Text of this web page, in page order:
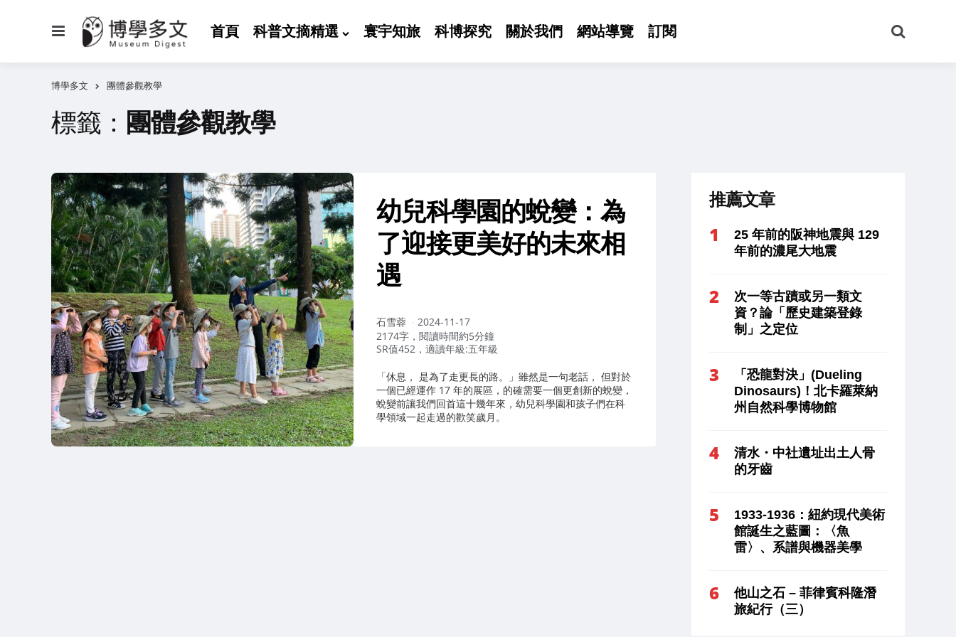
首頁 科普文摘精選 寰宇知旅 科博探究 關於我們 網站導覽 訂閱
尋
博學多文 團體參觀教學
標籤： 團體參觀教學
幼兒科學園的蛻變：為
了迎接更美好的未來相
遇
作
者：
石雪蓉
2024-11-17
2174字，閱讀時間約5分鐘
SR值452，適讀年級:五年級
「休息， 是為了走更長的路。」雖然是一句老話， 但對於
一個已經運作 17 年的展區，的確需要一個更創新的蛻變，
蛻變前讓我們回首這十幾年來，幼兒科學園和孩子們在科
學領域一起走過的歡笑歲月。
推薦文章
25 年前的阪神地震與 129
年前的濃尾大地震
次一等古蹟或另一類文
資？論「歷史建築登錄
制」之定位
「恐龍對決」(Dueling
Dinosaurs)！北卡羅萊納
州自然科學博物館
清水・中社遺址出土人骨
的牙齒
1933-1936：紐約現代美術
館誕生之藍圖：〈魚
雷〉、系譜與機器美學
他山之石 – 菲律賓科隆潛
旅紀行（三）